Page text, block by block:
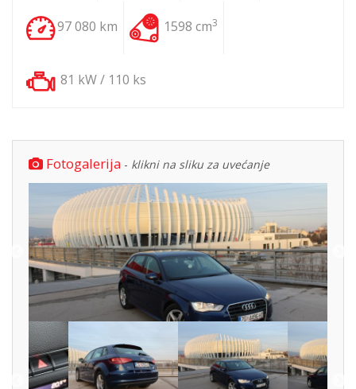
97 080 km 1598 cm3
81 kW / 110 ks
Fotogalerija - klikni na sliku za uvećanje